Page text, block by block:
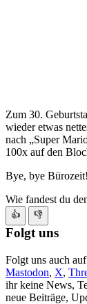
Zum 30.
wieder etwas
nach „Super
100x auf den
Bye, bye Bürozeit!
Wie fandest du
👍 👎
Folgt uns
Folgt uns auch
Mastodon, X,
ihr keine News,
neue Beiträge,